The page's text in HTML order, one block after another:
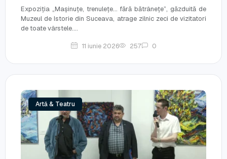
Expoziția „Mașinuțe, trenulețe... fără bătrânețe”, găzduită de
Muzeul de Istorie din Suceava, atrage zilnic zeci de vizitatori
de toate vârstele....
11 iunie 2026 257 0
Artă & Teatru